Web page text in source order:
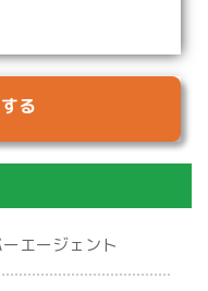
る
エージェント